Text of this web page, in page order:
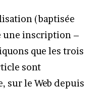
(baptisée
une inscription –
que les trois
sont
sur le Web depuis